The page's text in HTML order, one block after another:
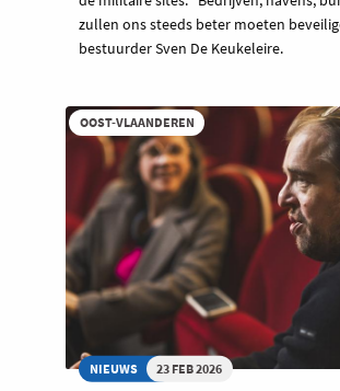
zullen ons steeds beter moeten
bestuurder Sven De Keukeleire.
OOST-VLAANDEREN
NIEUWS 23 FEB 2026